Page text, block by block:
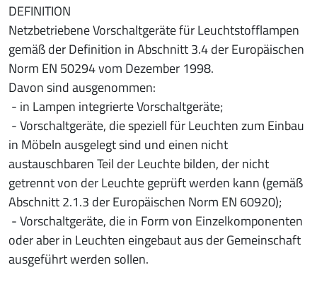
DEFINITION
Netzbetriebene Vorschaltgeräte für Leuchtstofflampen
gemäß der Definition in Abschnitt 3.4 der Europäischen
Norm EN 50294 vom Dezember 1998.
Davon sind ausgenommen:
- in Lampen integrierte Vorschaltgeräte;
- Vorschaltgeräte, die speziell für Leuchten zum Einbau
in Möbeln ausgelegt sind und einen nicht
austauschbaren Teil der Leuchte bilden, der nicht
getrennt von der Leuchte geprüft werden kann (gemäß
Abschnitt 2.1.3 der Europäischen Norm EN 60920);
- Vorschaltgeräte, die in Form von Einzelkomponenten
oder aber in Leuchten eingebaut aus der Gemeinschaft
ausgeführt werden sollen.